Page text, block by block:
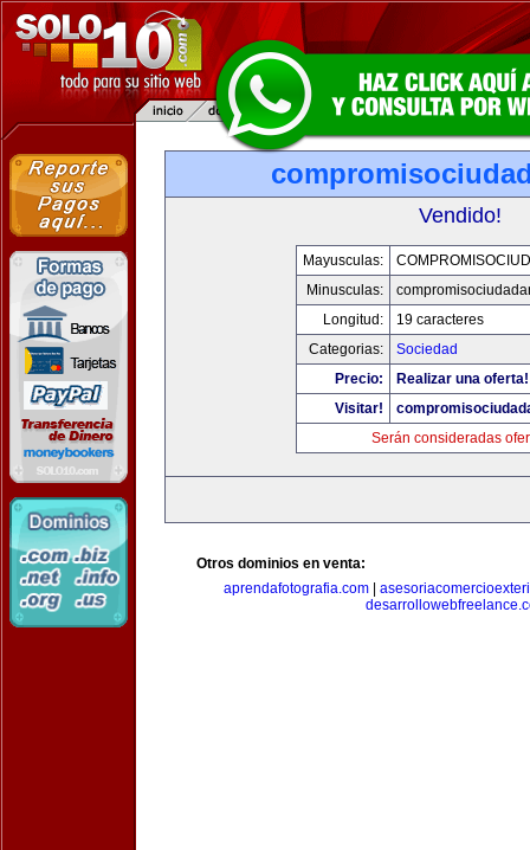
Vendido!
Mayusculas:
Minusculas:
Longitud:
19 caracteres
Categorias:
Sociedad
Precio:
Realizar una oferta!
Visitar!
Serán consideradas
Otros dominios en venta:
aprendafotografia.com